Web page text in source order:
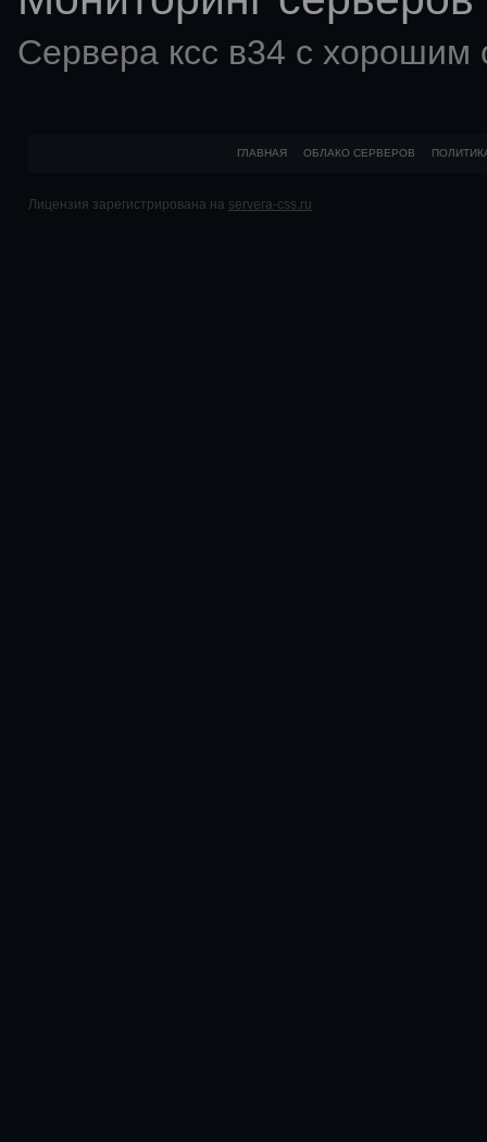
Сервера ксс в34 с хорошим
ГЛАВНАЯ ОБЛАКО СЕРВЕРОВ
Лицензия зарегистрирована на servera-css.ru